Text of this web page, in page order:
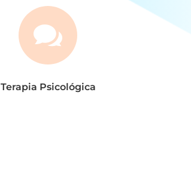

Terapia Psicológica